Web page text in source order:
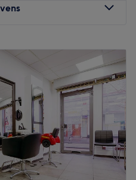
18:00
–20:00
Gesloten
10:00–18:00
09:00
17:00
Gesloten
vind jekapper Luzia
voor een
knip- of